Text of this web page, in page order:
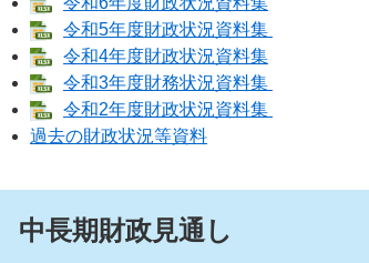
令和5年度財政状況資料集
令和4年度財政状況資料集
令和3年度財務状況資料集
令和2年度財政状況資料集
過去の財政状況等資料
中長期財政見通し